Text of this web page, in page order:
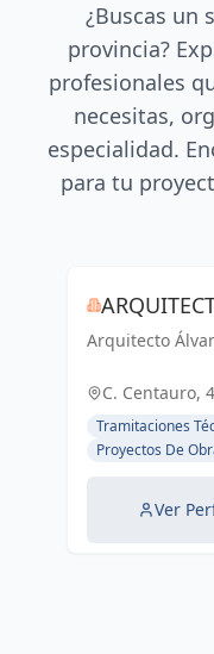
¿Buscas un
provincia?
profesionales
necesitas,
especialidad.
para tu
Arquitecto
Construyendo
C. Centauro,
España
Tramitaciones
Proyectos De
Ver